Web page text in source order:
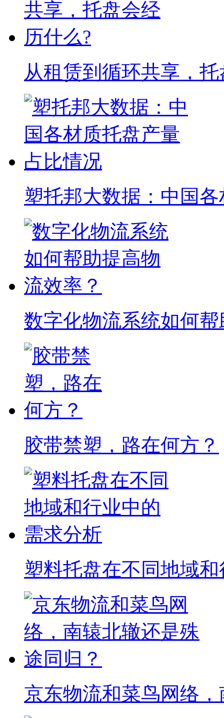
从租赁到循环共享，
塑托邦大数据：中国
数字化物流系统如何
胶带禁塑，路在何方？
塑料托盘在不同地域
京东物流和菜鸟网络